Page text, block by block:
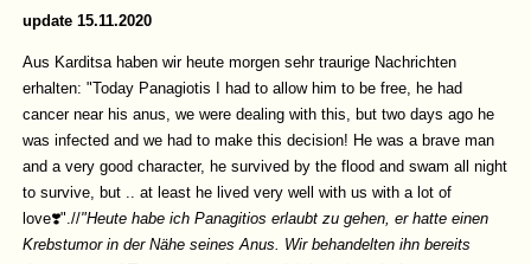
update 15.11.2020
Aus Karditsa haben wir heute morgen sehr traurige Nachrichten
erhalten:"Today Panagiotis I had to allow him to be free, he had
cancer near his anus, we were dealing with this, but two days ago he
was infected and we had to make this decision! He was a brave man
and a very good character, he survived by the flood and swam all night
to survive, but .. at least he lived very well with us with a lot of
love❣️".//"Heute habe ich Panagitios erlaubt zu gehen, er hatte einen
Krebstumor in der Nähe seines Anus. Wir behandelten ihn bereits